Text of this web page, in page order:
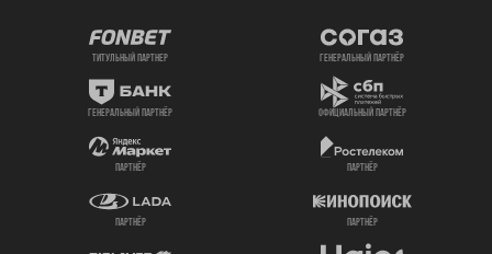
титульный партнер генеральный партнёр
генеральный партнёр официальный партнёр
партнёр партнёр
партнёр партнёр